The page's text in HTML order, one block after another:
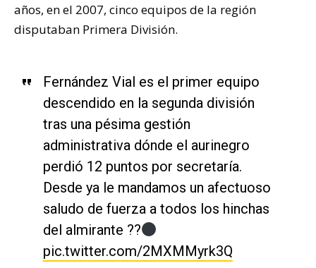
años, en el 2007, cinco equipos de la región
disputaban Primera División.
Fernández Vial es el primer equipo
descendido en la segunda división
tras una pésima gestión
administrativa dónde el aurinegro
perdió 12 puntos por secretaría.
Desde ya le mandamos un afectuoso
saludo de fuerza a todos los hinchas
del almirante ??
pic.twitter.com/2MXMMyrk3Q